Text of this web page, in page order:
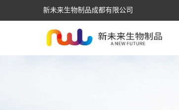
新未来生物制品成都有限公司